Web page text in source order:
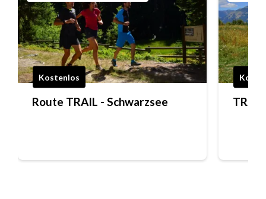
Kostenlos
Route TRAIL - Schwarzsee